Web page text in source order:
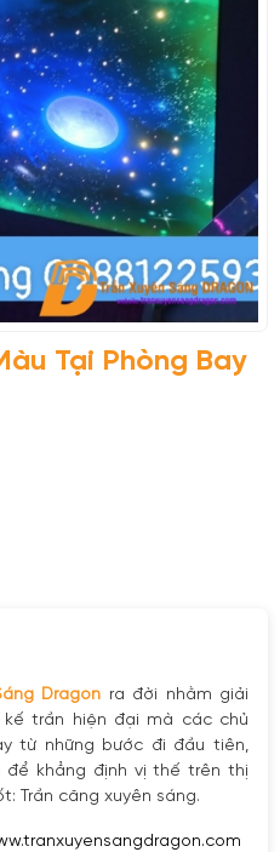
Tại Phòng Bay
Dragon ra đời nhằm giải
trần hiện đại mà các chủ
từ những bước đi đầu tiên,
để khẳng định vị thế trên thị
Trần căng xuyên sáng.